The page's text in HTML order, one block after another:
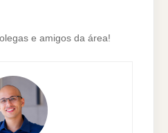
e amigos da área!